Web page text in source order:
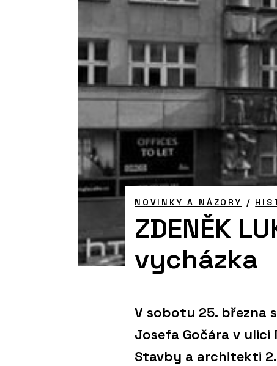
NOVINKY A NÁZORY /
ZDENĚK
vycházka
V sobotu 25. března
Josefa Gočára v
Stavby a architekti